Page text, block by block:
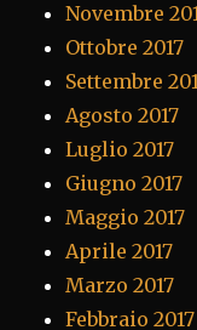
Novembre
Ottobre 2017
Settembre
Agosto 2017
Luglio 2017
Giugno 2017
Maggio 2017
Aprile 2017
Marzo 2017
Febbraio 2017